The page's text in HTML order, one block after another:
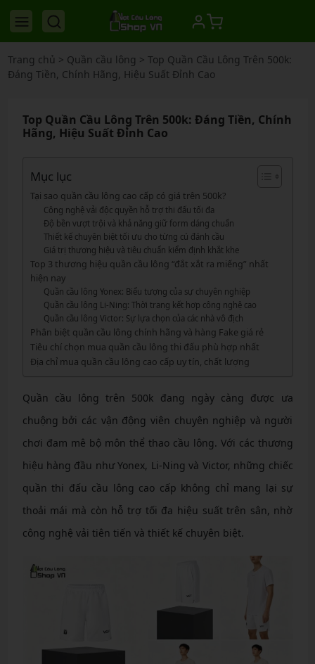
Trang chủ > Quần cầu lông > Top Quần Cầu Lông Trên 500k:
Đáng Tiền, Chính Hãng, Hiệu Suất Đỉnh Cao
Top Quần Cầu Lông Trên 500k: Đáng Tiền, Chính
Hãng, Hiệu Suất Đỉnh Cao
Mục lục
Tại sao quần cầu lông cao cấp có giá trên 500k?
Công nghệ vải độc quyền hỗ trợ thi đấu tối đa
Độ bền vượt trội và khả năng giữ form dáng chuẩn
Thiết kế chuyên biệt tối ưu cho từng cú đánh cầu
Giá trị thương hiệu và tiêu chuẩn kiểm định khắt khe
Top 3 thương hiệu quần cầu lông “đắt xắt ra miếng” nhất
hiện nay
Quần cầu lông Yonex: Biểu tượng của sự chuyên nghiệp
Quần cầu lông Li-Ning: Thời trang kết hợp công nghệ cao
Quần cầu lông Victor: Sự lựa chọn của các nhà vô địch
Phân biệt quần cầu lông chính hãng và hàng Fake giá rẻ
Tiêu chí chọn mua quần cầu lông thi đấu phù hợp nhất
Địa chỉ mua quần cầu lông cao cấp uy tín, chất lượng
Quần cầu lông trên 500k đang ngày càng được ưa
chuộng bởi các vận động viên chuyên nghiệp và người
chơi đam mê bộ môn thể thao cầu lông. Với các thương
hiệu hàng đầu như Yonex, Li-Ning và Victor, những chiếc
quần thi đấu cầu lông cao cấp không chỉ mang lại sự
thoải mái mà còn hỗ trợ tối đa hiệu suất trên sân, nhờ
công nghệ vải tiên tiến và thiết kế chuyên biệt.